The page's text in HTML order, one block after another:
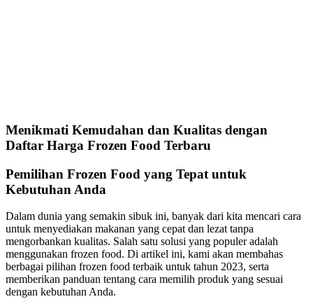
Menikmati Kemudahan dan Kualitas dengan
Daftar Harga Frozen Food Terbaru
Pemilihan Frozen Food yang Tepat untuk
Kebutuhan Anda
Dalam dunia yang semakin sibuk ini, banyak dari kita mencari cara
untuk menyediakan makanan yang cepat dan lezat tanpa
mengorbankan kualitas. Salah satu solusi yang populer adalah
menggunakan frozen food. Di artikel ini, kami akan membahas
berbagai pilihan frozen food terbaik untuk tahun 2023, serta
memberikan panduan tentang cara memilih produk yang sesuai
dengan kebutuhan Anda.